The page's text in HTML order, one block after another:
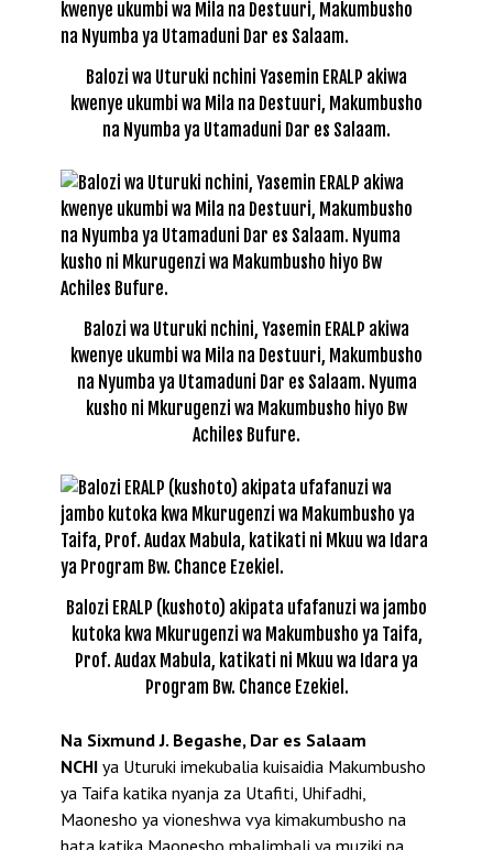
Balozi wa Uturuki nchini Yasemin ERALP akiwa
kwenye ukumbi wa Mila na Destuuri, Makumbusho
na Nyumba ya Utamaduni Dar es Salaam.
Balozi wa Uturuki nchini, Yasemin ERALP akiwa
kwenye ukumbi wa Mila na Destuuri, Makumbusho
na Nyumba ya Utamaduni Dar es Salaam. Nyuma
kusho ni Mkurugenzi wa Makumbusho hiyo Bw
Achiles Bufure.
Balozi ERALP (kushoto) akipata ufafanuzi wa jambo
kutoka kwa Mkurugenzi wa Makumbusho ya Taifa,
Prof. Audax Mabula, katikati ni Mkuu wa Idara ya
Program Bw. Chance Ezekiel.
Na Sixmund J. Begashe, Dar es Salaam
NCHI ya Uturuki imekubalia kuisaidia Makumbusho
ya Taifa katika nyanja za Utafiti, Uhifadhi,
Maonesho ya vioneshwa vya kimakumbusho na
hata katika Maonesho mbalimbali ya muziki na